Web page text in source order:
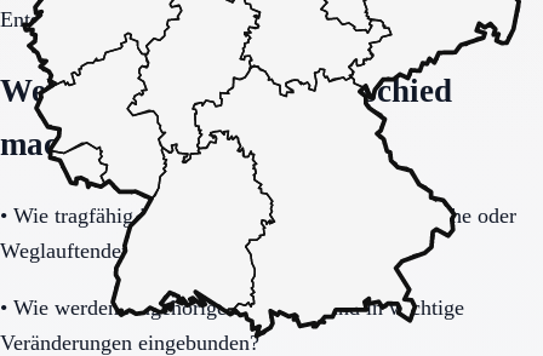
Entscheidung vollständig klären.
Welche Fragen den Unterschied
machen
• Wie tragfähig ist das Sicherheitskonzept bei Unruhe oder
Weglauftendenz?
• Wie werden Angehörige informiert und in wichtige
Veränderungen eingebunden?